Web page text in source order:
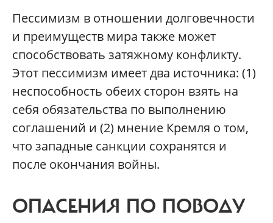
Пессимизм в отношении долговечности
и преимуществ мира также может
способствовать затяжному конфликту.
Этот пессимизм имеет два источника: (1)
неспособность обеих сторон взять на
себя обязательства по выполнению
соглашений и (2) мнение Кремля о том,
что западные санкции сохранятся и
после окончания войны.
ОПАСЕНИЯ ПО ПОВОДУ